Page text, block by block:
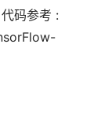
码参考 :